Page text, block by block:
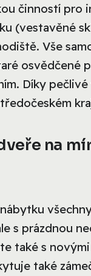
činností
(vestavěné
Vše
osvědčené
Díky
na
s prázdnou
také s
také